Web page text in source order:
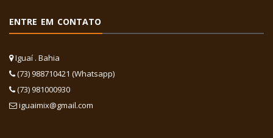
ENTRE EM CONTATO
Iguaí . Bahia
(73) 988710421 (Whatsapp)
(73) 981000930
iguaimix@gmail.com